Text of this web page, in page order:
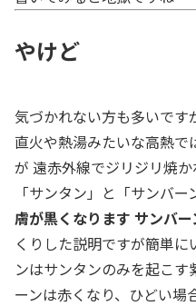
やけど
気づかれない方も多いです
直火や熱湯みたいな高熱
が 遠赤外線でジリジリ焼
「サンタン」と「サンバ
膚が黒くなります サンバ
くりした説明ですが簡単
ンはサンタンのみを起こ
ーンは赤くなり、ひどい場